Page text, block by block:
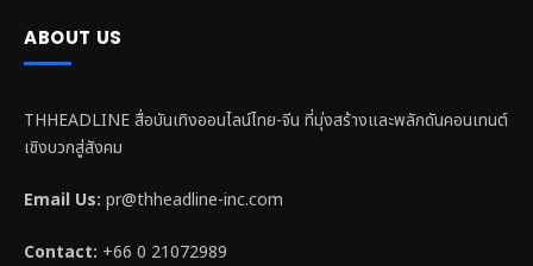
ABOUT US
THHEADLINE สื่อบันเทิงออนไลน์ไทย-จีน ที่มุ่งสร้างและพลักดันคอนเทนต์
เชิงบวกสู่สังคม
Email Us: pr@thheadline-inc.com
Contact: +66 0 21072989